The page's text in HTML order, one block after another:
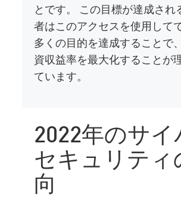
とです。 この目標が達成され
者はこのアクセスを使用して
多くの目的を達成することで
資収益率を最大化することが
ています。
2022年のサイ
セキュリティ
向